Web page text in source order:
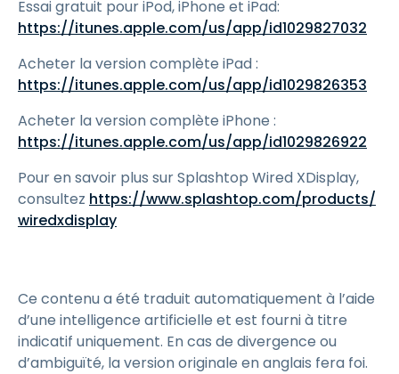
Essai gratuit pour iPod, iPhone et iPad:
https://itunes.apple.com/us/app/id1029827032
Acheter la version complète iPad :
https://itunes.apple.com/us/app/id1029826353
Acheter la version complète iPhone :
https://itunes.apple.com/us/app/id1029826922
Pour en savoir plus sur Splashtop Wired XDisplay,
consultez https://www.splashtop.com/products/
wiredxdisplay
Ce contenu a été traduit automatiquement à l’aide
d’une intelligence artificielle et est fourni à titre
indicatif uniquement. En cas de divergence ou
d’ambiguïté, la version originale en anglais fera foi.